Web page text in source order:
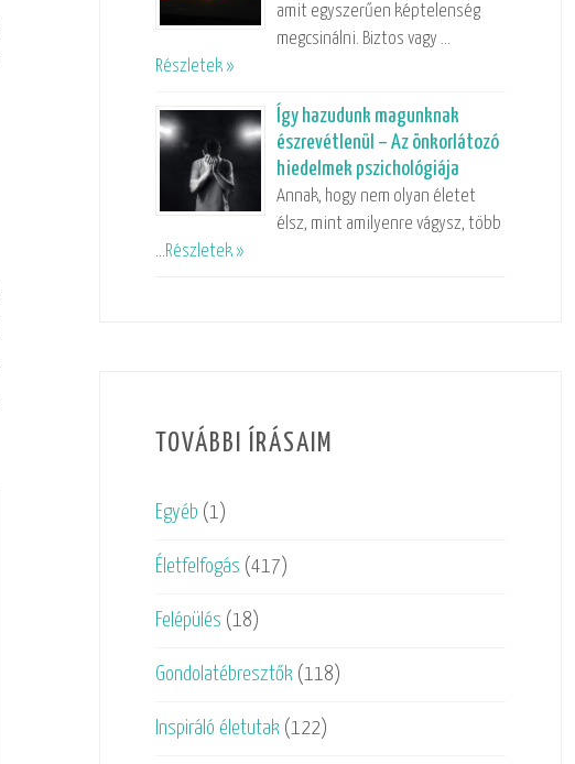
amit egyszerűen képtelenség
megcsinálni. Biztos vagy …
Részletek »
Így hazudunk magunknak
észrevétlenül – Az önkorlátozó
hiedelmek pszichológiája
Annak, hogy nem olyan életet
élsz, mint amilyenre vágysz, több
…Részletek »
TOVÁBBI ÍRÁSAIM
Egyéb (1)
Életfelfogás (417)
Felépülés (18)
Gondolatébresztők (118)
Inspiráló életutak (122)